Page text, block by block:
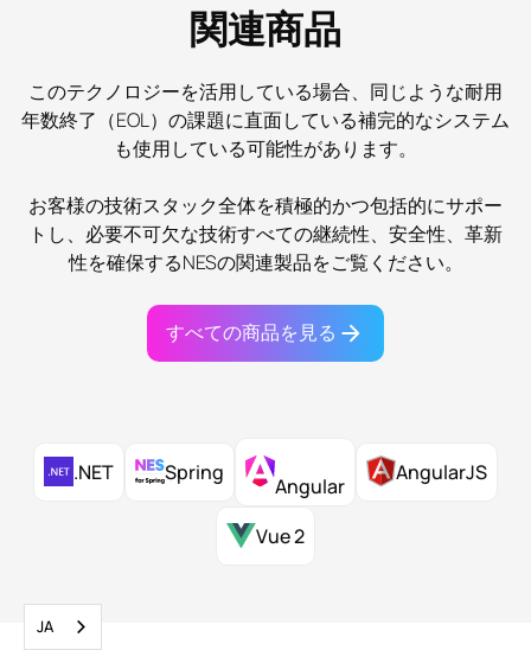
関連商品
このテクノロジーを活用している場合、同じような耐用
年数終了（EOL）の課題に直面している補完的なシステム
も使用している可能性があります。
お客様の技術スタック全体を積極的かつ包括的にサポー
トし、必要不可欠な技術すべての継続性、安全性、革新
性を確保するNESの関連製品をご覧ください。
すべての商品を見る
.NET Spring
Angular
AngularJS
Vue 2
JA